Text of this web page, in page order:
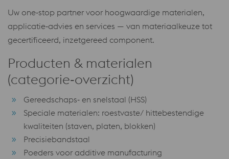
Uw one‑stop partner voor hoogwaardige materialen,
applicatie‑advies en services — van materiaalkeuze tot
gecertificeerd, inzetgereed component.
Producten & materialen
(categorie‑overzicht)
Gereedschaps‑ en snelstaal (HSS)
Speciale materialen: roestvaste/ hittebestendige
kwaliteiten (staven, platen, blokken)
Precisiebandstaal
Poeders voor additive manufacturing